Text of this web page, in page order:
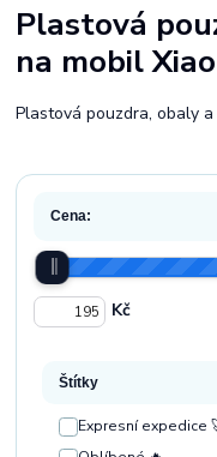
Plastová
na mobil
Plastová pouzdra, obaly
Cena:
Kč
Štítky
Expresní expedice